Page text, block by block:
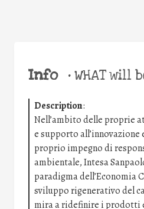
Info •WHAT will
Description:
Nell’ambito delle proprie
e supporto all’innovazione
proprio impegno di
ambientale, Intesa
paradigma dell’Economia
sviluppo rigenerativo del
mira a ridefinire i prodotti